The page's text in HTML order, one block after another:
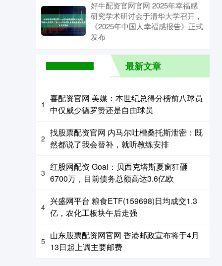
好牛配资官网官网 2025年幸福感
研究学术研讨会于清华大学召开，
《2025年中国人幸福感报告》正式
发布
最新文章
1
喜配资官网 美媒：本世纪总得分榜前八球员
中仅威少德罗赞还是自由球员
2
找股票配资官网 内马尔吐槽桑托斯泄密：既
然都说了我会替补，就听教练安排
3
红股网配资 Goal：贝西克塔斯夏窗狂砸
6700万，目前债务总额高达3.6亿欧
4
兴盛网平台 粮食ETF(159698)日均成交1.3
亿，农化工板块午后走强
5
山东股票配资网官网 香港邮政宣布将于4月
13日起上调主要邮费